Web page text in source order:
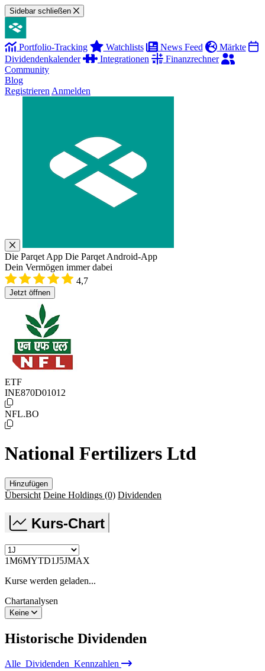
Sidebar schließen
Portfolio-Tracking Watchlists News Feed
Märkte
Dividendenkalender
Integrationen
Finanzrechner
Community
Blog
Registrieren Anmelden
Die Parqet App Die Parqet Android-App
Dein Vermögen immer dabei
4,7
Jetzt öffnen
ETF
INE870D01012
NFL.BO
National Fertilizers Ltd
Hinzufügen
Übersicht Deine Holdings (0) Dividenden
Kurs-Chart
1M6MYTD1J5JMAX
Kurse werden geladen...
Chartanalysen
Keine
Historische Dividenden
Alle Dividenden Kennzahlen